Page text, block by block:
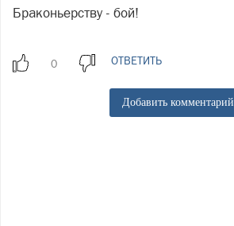
Браконьерству - бой!
ОТВЕТИТЬ
Добавить комментарий